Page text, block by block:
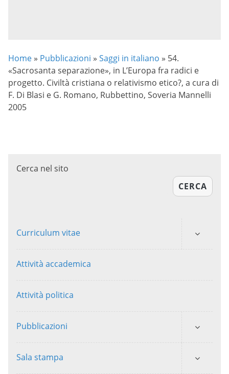
Home » Pubblicazioni » Saggi in italiano » 54.
«Sacrosanta separazione», in L’Europa fra radici e
progetto. Civiltà cristiana o relativismo etico?, a cura di
F. Di Blasi e G. Romano, Rubbettino, Soveria Mannelli
2005
Cerca nel sito
CERCA
Curriculum vitae
Attività accademica
Attività politica
Pubblicazioni
Sala stampa